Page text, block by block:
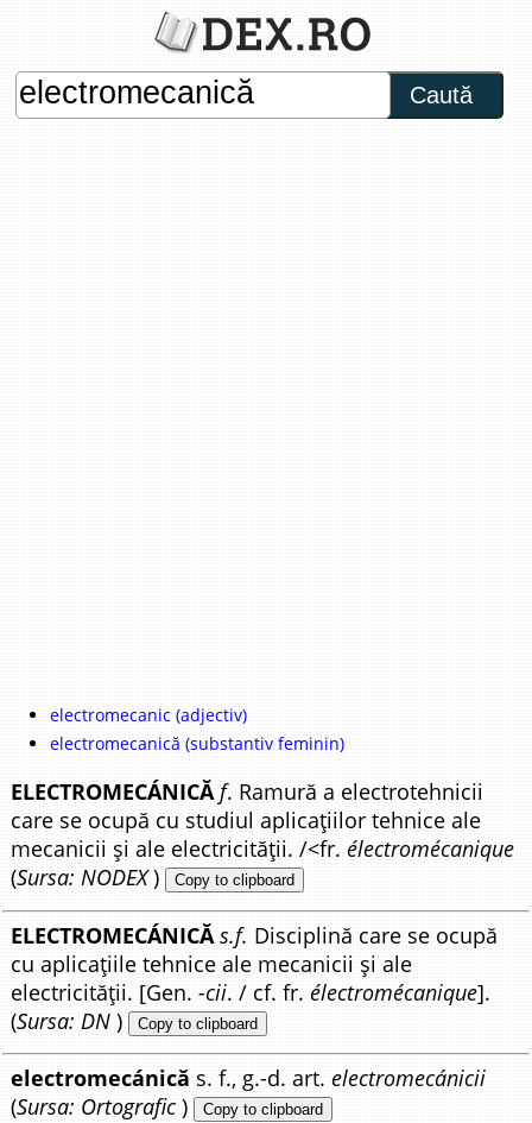
Caută
electromecanic (adjectiv)
electromecanică (substantiv feminin)
ELECTROMECÁNICĂ f. Ramură a electrotehnicii
care se ocupă cu studiul aplicațiilor tehnice ale
mecanicii și ale electricității. /<fr.électromécanique
(Sursa: NODEX) Copy to clipboard
ELECTROMECÁNICĂ s.f. Disciplină care se ocupă
cu aplicațiile tehnice ale mecanicii și ale
electricității. [Gen.-cii. / cf. fr.électromécanique].
(Sursa: DN ) Copy to clipboard
electromecánică s. f., g.-d. art.electromecánicii
(Sursa: Ortografic ) Copy to clipboard